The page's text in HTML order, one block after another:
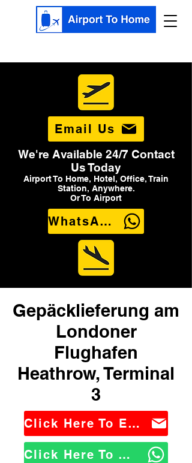
Email Us
We're Available 24/7 Contact
Us Today
Airport To Home, Hotel, Office, Train
Station, Anywhere.
Or To Airport
WhatsApp Us
Gepäcklieferung am
Londoner
Flughafen
Heathrow, Terminal
3
Click Here To Email Us
Click Here To WhatsApp Us